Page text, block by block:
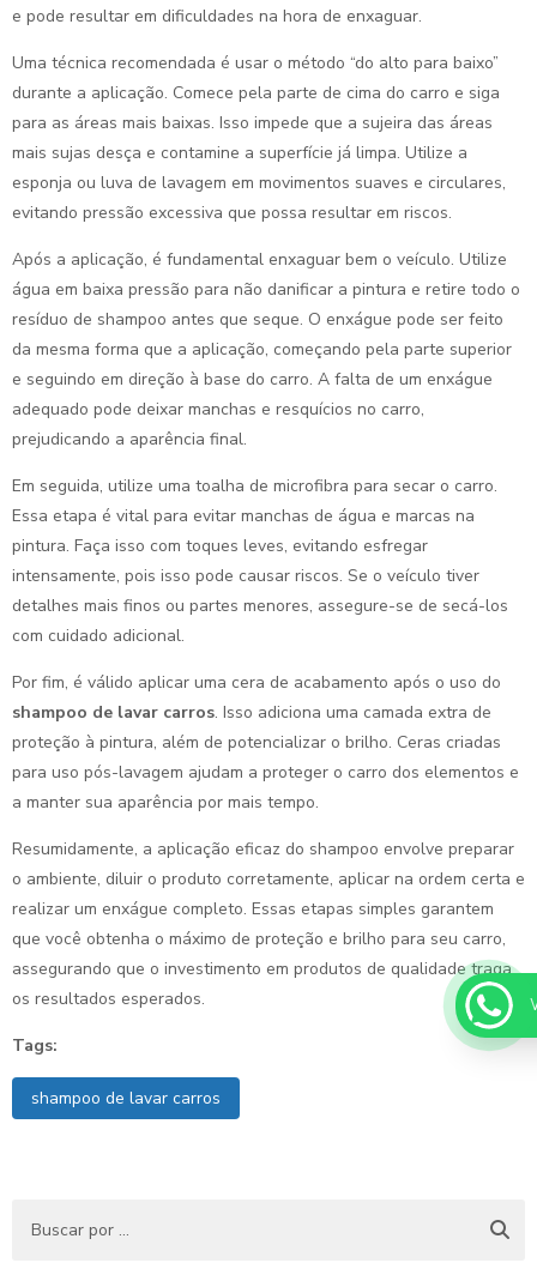
e pode resultar em dificuldades na hora de enxaguar.
Uma técnica recomendada é usar o método “do alto para baixo”
durante a aplicação. Comece pela parte de cima do carro e siga
para as áreas mais baixas. Isso impede que a sujeira das áreas
mais sujas desça e contamine a superfície já limpa. Utilize a
esponja ou luva de lavagem em movimentos suaves e circulares,
evitando pressão excessiva que possa resultar em riscos.
Após a aplicação, é fundamental enxaguar bem o veículo. Utilize
água em baixa pressão para não danificar a pintura e retire todo o
resíduo de shampoo antes que seque. O enxágue pode ser feito
da mesma forma que a aplicação, começando pela parte superior
e seguindo em direção à base do carro. A falta de um enxágue
adequado pode deixar manchas e resquícios no carro,
prejudicando a aparência final.
Em seguida, utilize uma toalha de microfibra para secar o carro.
Essa etapa é vital para evitar manchas de água e marcas na
pintura. Faça isso com toques leves, evitando esfregar
intensamente, pois isso pode causar riscos. Se o veículo tiver
detalhes mais finos ou partes menores, assegure-se de secá-los
com cuidado adicional.
Por fim, é válido aplicar uma cera de acabamento após o uso do
shampoo de lavar carros. Isso adiciona uma camada extra de
proteção à pintura, além de potencializar o brilho. Ceras criadas
para uso pós-lavagem ajudam a proteger o carro dos elementos e
a manter sua aparência por mais tempo.
Resumidamente, a aplicação eficaz do shampoo envolve preparar
o ambiente, diluir o produto corretamente, aplicar na ordem certa e
realizar um enxágue completo. Essas etapas simples garantem
que você obtenha o máximo de proteção e brilho para seu carro,
assegurando que o investimento em produtos de qualidade traga
os resultados esperados.
Tags:
shampoo de lavar carros